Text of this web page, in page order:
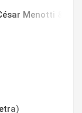
Menotti &